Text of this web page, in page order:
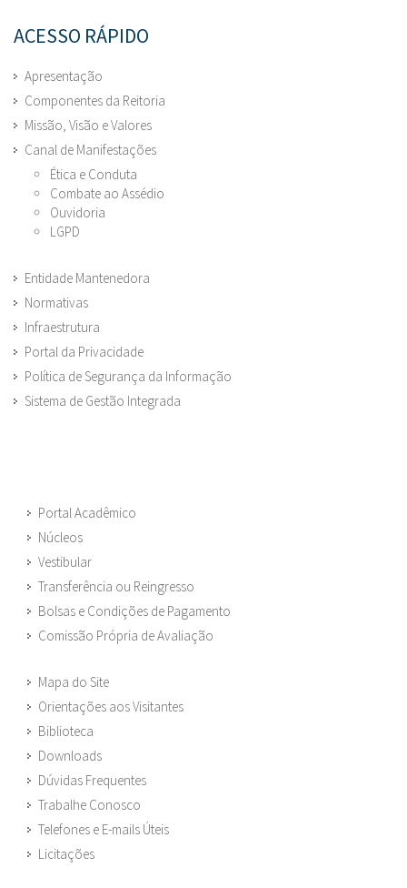
ACESSO RÁPIDO
Apresentação
Componentes da Reitoria
Missão, Visão e Valores
Canal de Manifestações
Ética e Conduta
Combate ao Assédio
Ouvidoria
LGPD
Entidade Mantenedora
Normativas
Infraestrutura
Portal da Privacidade
Política de Segurança da Informação
Sistema de Gestão Integrada
Portal Acadêmico
Núcleos
Vestibular
Transferência ou Reingresso
Bolsas e Condições de Pagamento
Comissão Própria de Avaliação
Mapa do Site
Orientações aos Visitantes
Biblioteca
Downloads
Dúvidas Frequentes
Trabalhe Conosco
Telefones e E-mails Úteis
Licitações